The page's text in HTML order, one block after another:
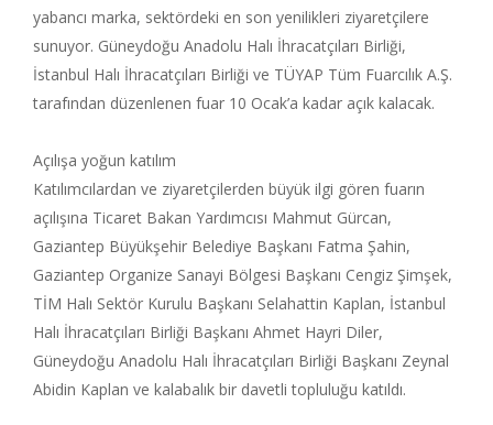
yabancı marka, sektördeki en son yenilikleri ziyaretçilere
sunuyor. Güneydoğu Anadolu Halı İhracatçıları Birliği,
İstanbul Halı İhracatçıları Birliği ve TÜYAP Tüm Fuarcılık A.Ş.
tarafından düzenlenen fuar 10 Ocak’a kadar açık kalacak.
Açılışa yoğun katılım
Katılımcılardan ve ziyaretçilerden büyük ilgi gören fuarın
açılışına Ticaret Bakan Yardımcısı Mahmut Gürcan,
Gaziantep Büyükşehir Belediye Başkanı Fatma Şahin,
Gaziantep Organize Sanayi Bölgesi Başkanı Cengiz Şimşek,
TİM Halı Sektör Kurulu Başkanı Selahattin Kaplan, İstanbul
Halı İhracatçıları Birliği Başkanı Ahmet Hayri Diler,
Güneydoğu Anadolu Halı İhracatçıları Birliği Başkanı Zeynal
Abidin Kaplan ve kalabalık bir davetli topluluğu katıldı.